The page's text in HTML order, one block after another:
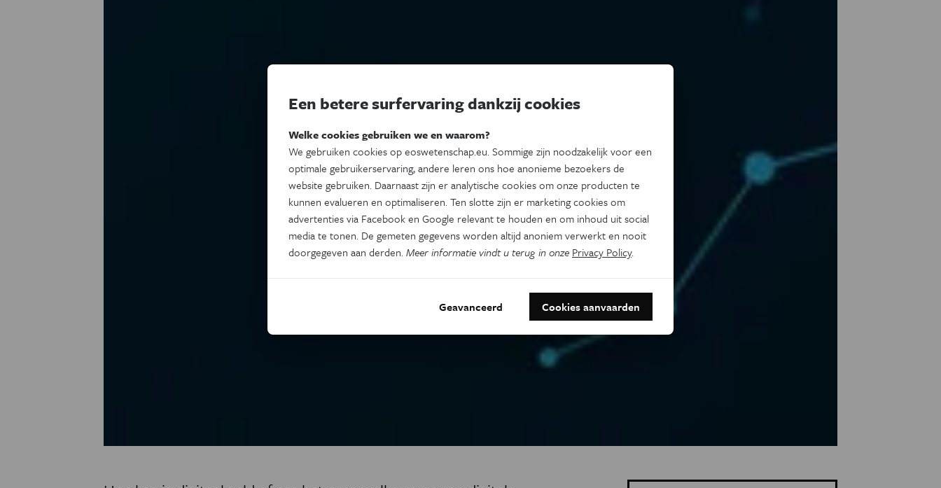
Een betere surfervaring dankzij cookies
Welke cookies gebruiken we en waarom?
We gebruiken cookies op eoswetenschap.eu. Sommige zijn noodzakelijk voor een
optimale gebruikerservaring, andere leren ons hoe anonieme bezoekers de
website gebruiken. Daarnaast zijn er analytische cookies om onze producten te
kunnen evalueren en optimaliseren. Ten slotte zijn er marketing cookies om
advertenties via Facebook en Google relevant te houden en om inhoud uit social
media te tonen. De gemeten gegevens worden altijd anoniem verwerkt en nooit
doorgegeven aan derden.Meer informatie vindt u terug in onze Privacy Policy.
Geavanceerd Cookies aanvaarden